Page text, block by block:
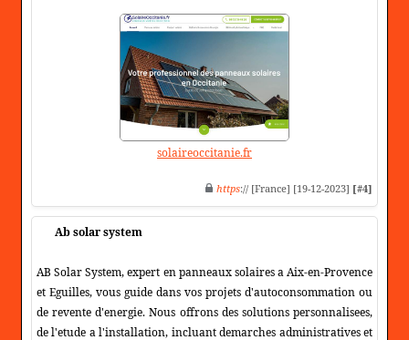
solaireoccitanie.fr
https:// [France] [19-12-2023] [#4]
Ab solar system
AB Solar System, expert en panneaux solaires a Aix-en-Provence
et Eguilles, vous guide dans vos projets d'autoconsommation ou
de revente d'energie. Nous offrons des solutions personnalisees,
de l'etude a l'installation, incluant demarches administratives et